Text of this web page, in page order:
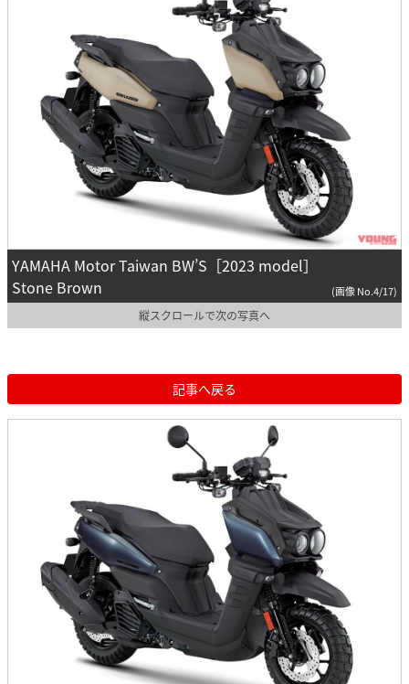
YAMAHA Motor Taiwan BW’S［2023 model］
Stone Brown
(画像 No.4/17)
縦スクロールで次の写真へ
記事へ戻る